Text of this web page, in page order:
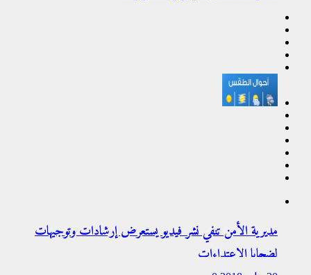
مديرية الأمن تنفي نشر فيديو يستعرض إرشادات وتوجيهات
لضحايا الاعتداءات